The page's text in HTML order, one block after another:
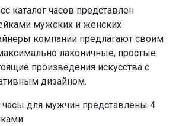
каталог часов представлен
мужских и женских
компании предлагают своим
лаконичные, простые
произведения искусства с
дизайном.
часы для мужчин представлены 4